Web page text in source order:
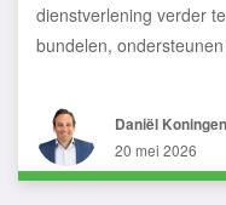
dienstverlening verder
bundelen,
Daniël Koningen
20 mei 2026